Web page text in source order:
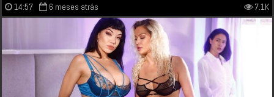
14:57 6 meses atrás 7.1K